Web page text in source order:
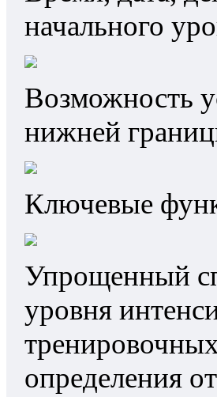
начального
Возможность
нижней
Ключевые
Упрощенный
уровня
определения